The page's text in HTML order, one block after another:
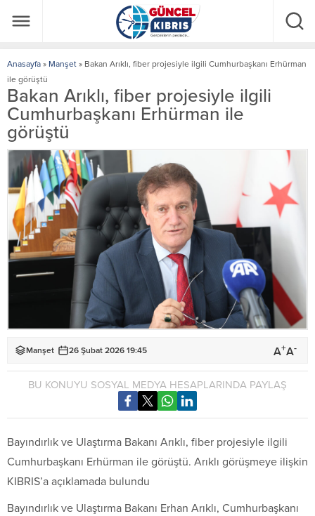
Anasayfa » Manşet » Bakan Arıklı, fiber projesiyle ilgili Cumhurbaşkanı Erhürman
ile görüştü
Bakan Arıklı, fiber projesiyle ilgili
Cumhurbaşkanı Erhürman ile
görüştü
Manşet 26 Şubat 2026 19:45 A+A-
BU KONUYU SOSYAL MEDYA HESAPLARINDA PAYLAŞ
Bayındırlık ve Ulaştırma Bakanı Arıklı, fiber projesiyle ilgili
Cumhurbaşkanı Erhürman ile görüştü. Arıklı görüşmeye ilişkin
KIBRIS’a açıklamada bulundu
Bayındırlık ve Ulaştırma Bakanı Erhan Arıklı, Cumhurbaşkanı